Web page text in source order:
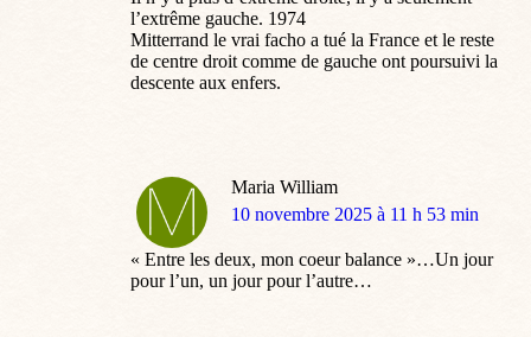
l’extrême gauche. 1974
Mitterrand le vrai facho a tué la France et le reste
de centre droit comme de gauche ont poursuivi la
descente aux enfers.
Maria William
dit
10 novembre 2025 à 11 h 53 min
« Entre les deux, mon coeur balance »…Un jour
pour l’un, un jour pour l’autre…